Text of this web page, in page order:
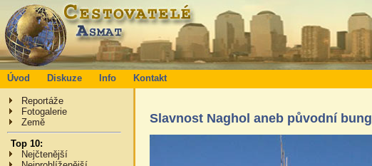
Úvod Diskuze Info Kontakt
Reportáže
Fotogalerie
Země
Top 10:
Nejčtenější
Slavnost Naghol aneb původní